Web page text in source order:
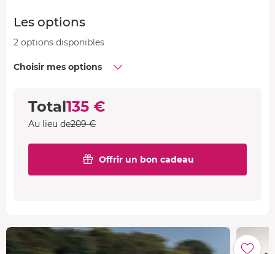
Les options
2 options disponibles
Choisir mes options
Total135 €
Au lieu de209 €
Offrir un bon cadeau